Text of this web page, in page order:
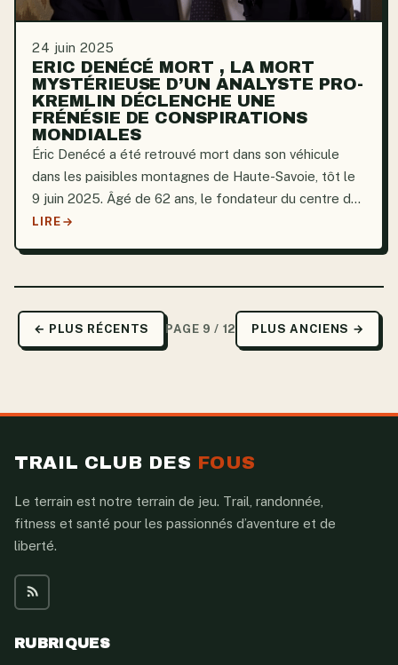
24 juin 2025
ERIC DENÉCÉ MORT , LA MORT
MYSTÉRIEUSE D’UN ANALYSTE PRO-
KREMLIN DÉCLENCHE UNE
FRÉNÉSIE DE CONSPIRATIONS
MONDIALES
Éric Denécé a été retrouvé mort dans son véhicule
dans les paisibles montagnes de Haute-Savoie, tôt le
9 juin 2025. Âgé de 62 ans, le fondateur du centre de
recherche en renseignement privé CF2R laisse
LIRE
← PLUS RÉCENTS PAGE 9 / 12 PLUS ANCIENS →
TRAIL CLUB DES FOUS
Le terrain est notre terrain de jeu. Trail, randonnée,
fitness et santé pour les passionnés d’aventure et de
liberté.
RUBRIQUES